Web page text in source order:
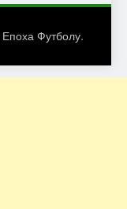
Епоха Футболу.